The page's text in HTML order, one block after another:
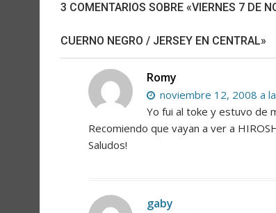
3 COMENTARIOS SOBRE «VIERNES 7 DE
CUERNO NEGRO / JERSEY EN CENTRAL»
Romy
noviembre 12, 2008 a
Yo fui al toke y estuvo de
Recomiendo que vayan a ver a
Saludos!
gaby